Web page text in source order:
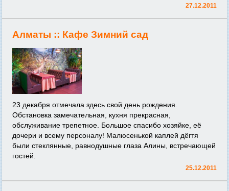
27.12.2011
Алматы :: Кафе Зимний сад
23 декабря отмечала здесь свой день рождения.
Обстановка замечательная, кухня прекрасная,
обслуживание трепетное. Большое спасибо хозяйке, её
дочери и всему персоналу! Малюсенькой каплей дёгтя
были стеклянные, равнодушные глаза Алины, встречающей
гостей.
25.12.2011